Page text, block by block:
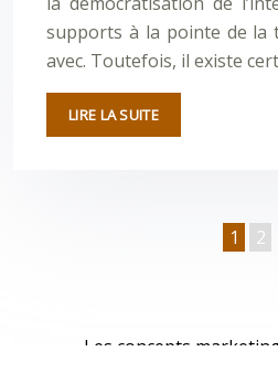
supports à la pointe de la
avec. Toutefois, il existe
LIRE LA SUITE
1 2
Les concepts